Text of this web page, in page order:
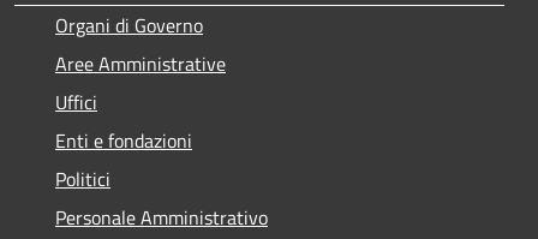
Organi di Governo
Aree Amministrative
Uffici
Enti e fondazioni
Politici
Personale Amministrativo